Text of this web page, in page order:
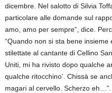
dicembre. Nel salotto di Silvia
particolare alle domande sul
amo, amo per sempre”, dice.
“Quando non si sta bene
stilettate al cantante di Cellino
Uniti, mi ha rivisto dopo qualche
qualche ritocchino’. Chissà se
magari al cervello. Scherzo eh…”.